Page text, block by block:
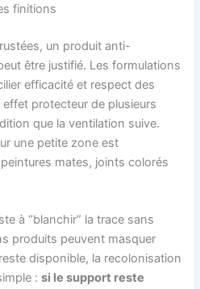
finitions
un produit anti-
être justifié. Les formulations
efficacité et respect des
protecteur de plusieurs
que la ventilation suive.
une petite zone est
mates, joints colorés
à “blanchir” la trace sans
produits peuvent masquer
disponible, la recolonisation
:si le support reste